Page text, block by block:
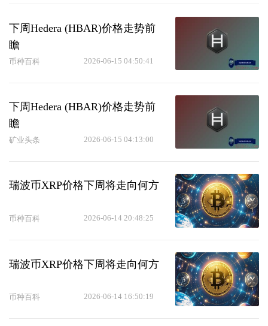
下周Hedera (HBAR)价格走势前
瞻
币种百科 2026-06-15 04:50:41
下周Hedera (HBAR)价格走势前
瞻
矿业头条 2026-06-15 04:13:00
瑞波币XRP价格下周将走向何方
币种百科 2026-06-14 20:48:25
瑞波币XRP价格下周将走向何方
币种百科 2026-06-14 16:50:19